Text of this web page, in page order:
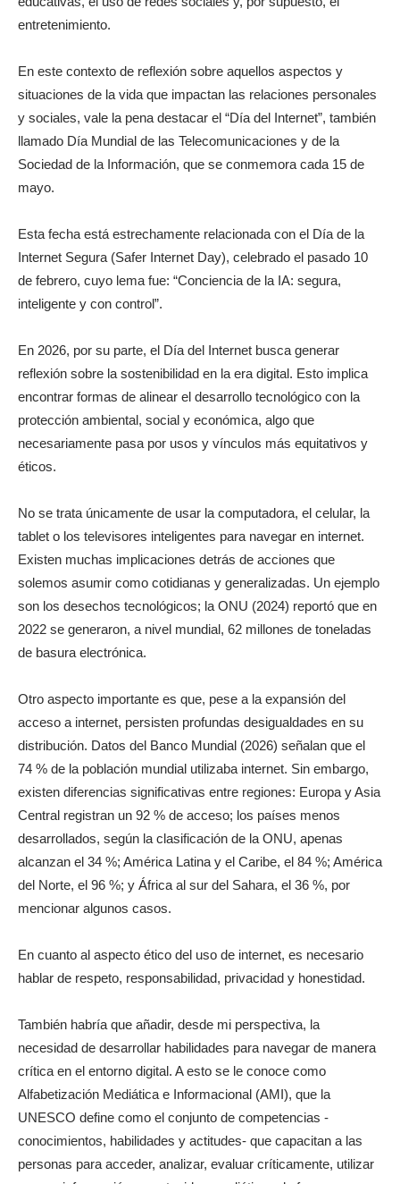
entretenimiento.
En este contexto de reflexión sobre aquellos aspectos y
situaciones de la vida que impactan las relaciones personales
y sociales, vale la pena destacar el “Día del Internet”, también
llamado Día Mundial de las Telecomunicaciones y de la
Sociedad de la Información, que se conmemora cada 15 de
mayo.
Esta fecha está estrechamente relacionada con el Día de la
Internet Segura (Safer Internet Day), celebrado el pasado 10
de febrero, cuyo lema fue: “Conciencia de la IA: segura,
inteligente y con control”.
En 2026, por su parte, el Día del Internet busca generar
reflexión sobre la sostenibilidad en la era digital. Esto implica
encontrar formas de alinear el desarrollo tecnológico con la
protección ambiental, social y económica, algo que
necesariamente pasa por usos y vínculos más equitativos y
éticos.
No se trata únicamente de usar la computadora, el celular, la
tablet o los televisores inteligentes para navegar en internet.
Existen muchas implicaciones detrás de acciones que
solemos asumir como cotidianas y generalizadas. Un ejemplo
son los desechos tecnológicos; la ONU (2024) reportó que en
2022 se generaron, a nivel mundial, 62 millones de toneladas
de basura electrónica.
Otro aspecto importante es que, pese a la expansión del
acceso a internet, persisten profundas desigualdades en su
distribución. Datos del Banco Mundial (2026) señalan que el
74 % de la población mundial utilizaba internet. Sin embargo,
existen diferencias significativas entre regiones: Europa y Asia
Central registran un 92 % de acceso; los países menos
desarrollados, según la clasificación de la ONU, apenas
alcanzan el 34 %; América Latina y el Caribe, el 84 %; América
del Norte, el 96 %; y África al sur del Sahara, el 36 %, por
mencionar algunos casos.
En cuanto al aspecto ético del uso de internet, es necesario
hablar de respeto, responsabilidad, privacidad y honestidad.
También habría que añadir, desde mi perspectiva, la
necesidad de desarrollar habilidades para navegar de manera
crítica en el entorno digital. A esto se le conoce como
Alfabetización Mediática e Informacional (AMI), que la
UNESCO define como el conjunto de competencias -
conocimientos, habilidades y actitudes- que capacitan a las
personas para acceder, analizar, evaluar críticamente, utilizar